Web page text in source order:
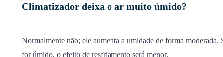
Climatizador deixa o ar muito úmido?
Normalmente não; ele aumenta a umidade de forma moderada.
for úmido, o efeito de resfriamento será menor.